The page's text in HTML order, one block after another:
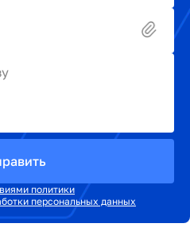
политики
персональных данных